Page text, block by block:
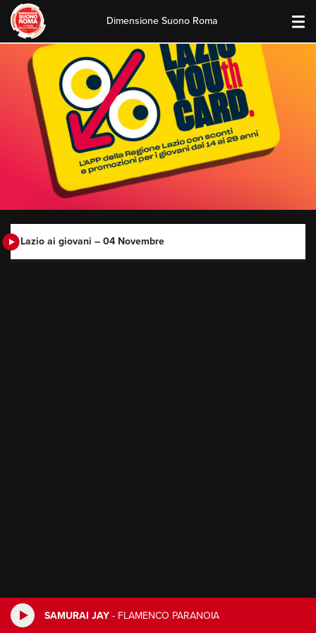
SAMURAI JAY - FLAMENCO PARANOIA
content
Dimensione Suono Roma
Lazio ai giovani – 04 Novembre